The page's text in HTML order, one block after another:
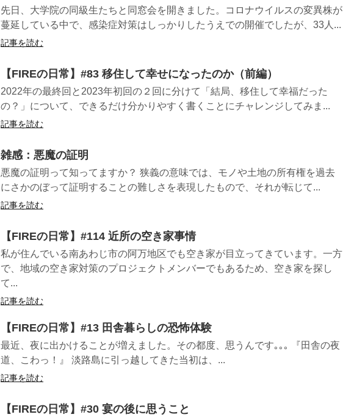
先日、大学院の同級生たちと同窓会を開きました。コロナウイルスの変異株が
蔓延している中で、感染症対策はしっかりしたうえでの開催でしたが、33人...
記事を読む
【FIREの日常】#83 移住して幸せになったのか（前編）
2022年の最終回と2023年初回の２回に分けて「結局、移住して幸福だった
の？」について、できるだけ分かりやすく書くことにチャレンジしてみま...
記事を読む
雑感：悪魔の証明
悪魔の証明って知ってますか？ 狭義の意味では、モノや土地の所有権を過去
にさかのぼって証明することの難しさを表現したもので、それが転じて...
記事を読む
【FIREの日常】#114 近所の空き家事情
私が住んでいる南あわじ市の阿万地区でも空き家が目立ってきています。一方
で、地域の空き家対策のプロジェクトメンバーでもあるため、空き家を探し
て...
記事を読む
【FIREの日常】#13 田舎暮らしの恐怖体験
最近、夜に出かけることが増えました。その都度、思うんです｡｡｡ 『田舎の夜
道、こわっ！』 淡路島に引っ越してきた当初は、...
記事を読む
【FIREの日常】#30 宴の後に思うこと